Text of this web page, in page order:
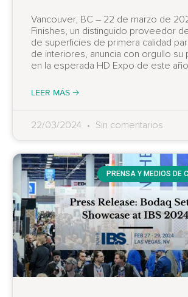
Vancouver, BC – 22 de marzo de
Finishes, un distinguido proveedor
de superficies de primera calidad
de interiores, anuncia con orgullo su
en la esperada HD Expo de este
LEER MÁS 🡢
22/03/2024 Sin comentarios
PRENSA Y MEDIOS DE